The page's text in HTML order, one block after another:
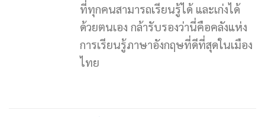
ที่ทุกคนสามารถเรียนรู้ได้ และเก่งได้
ด้วยตนเอง กล้ารับรองว่านี่คือคลังแห่ง
การเรียนรู้ภาษาอังกฤษที่ดีที่สุดในเมือง
ไทย